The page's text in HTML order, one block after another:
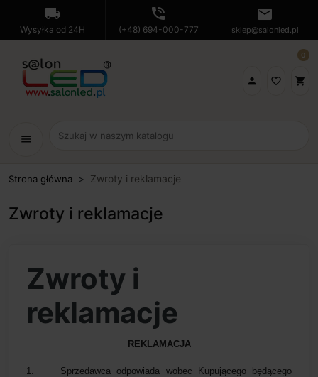
local_shipping
Wysyłka od 24H
phone_in_talk
(+48) 694-000-777
mail
sklep@salonled.pl
 favorite_border shopping_cart
0
menu
Strona główna Zwroty i reklamacje
Zwroty i reklamacje
Zwroty i
reklamacje
REKLAMACJA
1.
Sprzedawca odpowiada wobec Kupującego będącego